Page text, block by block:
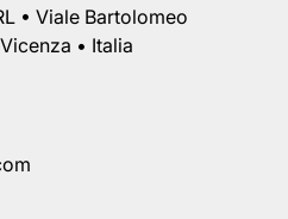
• Viale Bartolomeo
• Italia